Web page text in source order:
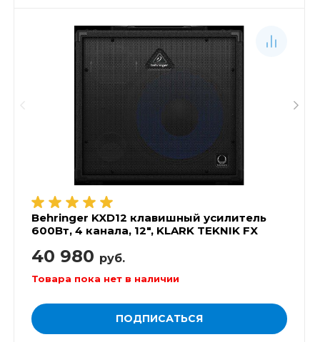
Behringer KXD12 клавишный усилитель
600Вт, 4 канала, 12", KLARK TEKNIK FX
40 980 руб.
Товара пока нет в наличии
ПОДПИСАТЬСЯ